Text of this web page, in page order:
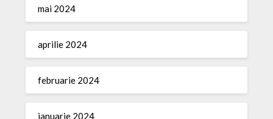
mai 2024
aprilie 2024
februarie 2024
ianuarie 2024